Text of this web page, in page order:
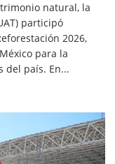
natural, la
participó
2026,
para la
del país. En...